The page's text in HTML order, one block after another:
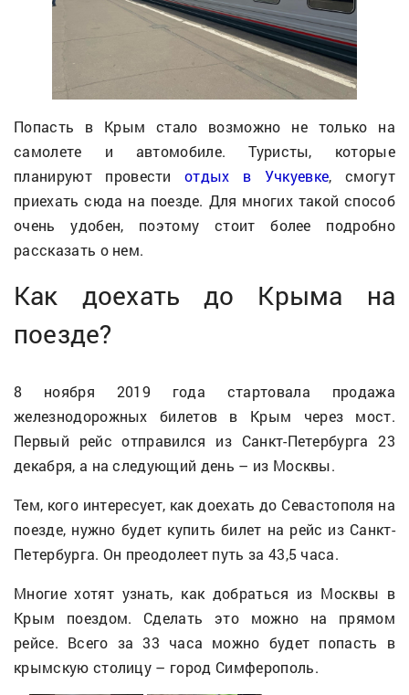
Попасть в Крым стало возможно не только на
самолете и автомобиле. Туристы, которые
планируют провестиотдых в Учкуевке, смогут
приехать сюда на поезде. Для многих такой способ
очень удобен, поэтому стоит более подробно
рассказать о нем.
Как доехать до Крыма на
поезде?
8 ноября 2019 года стартовала продажа
железнодорожных билетов в Крым через мост.
Первый рейс отправился из Санкт-Петербурга 23
декабря, а на следующий день – из Москвы.
Тем, кого интересует, как доехать до Севастополя на
поезде, нужно будет купить билет на рейс из Санкт-
Петербурга. Он преодолеет путь за 43,5 часа.
Многие хотят узнать, как добраться из Москвы в
Крым поездом. Сделать это можно на прямом
рейсе. Всего за 33 часа можно будет попасть в
крымскую столицу – город Симферополь.